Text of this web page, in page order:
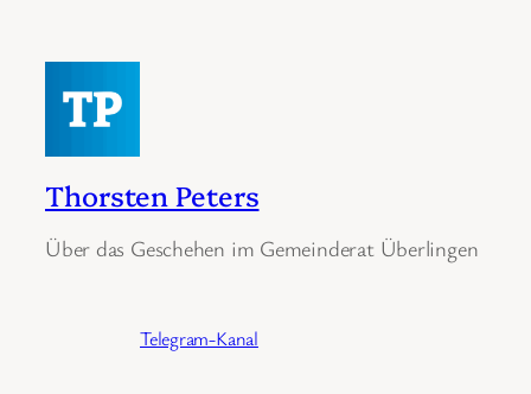
Thorsten Peters
Über das Geschehen im Gemeinderat Überlingen
Telegram-Kanal